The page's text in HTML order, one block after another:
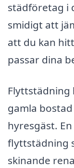
städföretag i
smidigt att
att du kan
passar dina
Flyttstädning
gamla
hyresgäst.
flyttstädning
skinande